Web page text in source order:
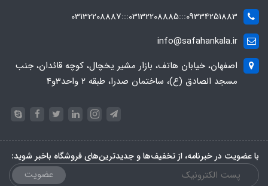
09334251883:::03132208885:::03132208887
info@safahankala.ir
اصفهان، خیابان هاتف، بازار مشیر یخچال، کوچه قائدان، جنب
مسجد الصادق (ع)، ساختمان صدرا، طبقه 2 واحد3و4
با عضویت در خبرنامه، از تخفیف‌ها و جدیدترین‌های فروشگاه باخبر شوید:
عضویت